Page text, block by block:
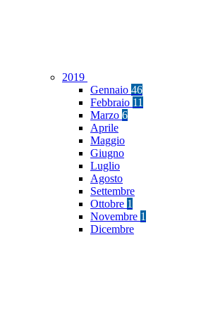
2019
Gennaio 46
Febbraio 11
Marzo 6
Aprile
Maggio
Giugno
Luglio
Agosto
Settembre
Ottobre 1
Novembre 1
Dicembre